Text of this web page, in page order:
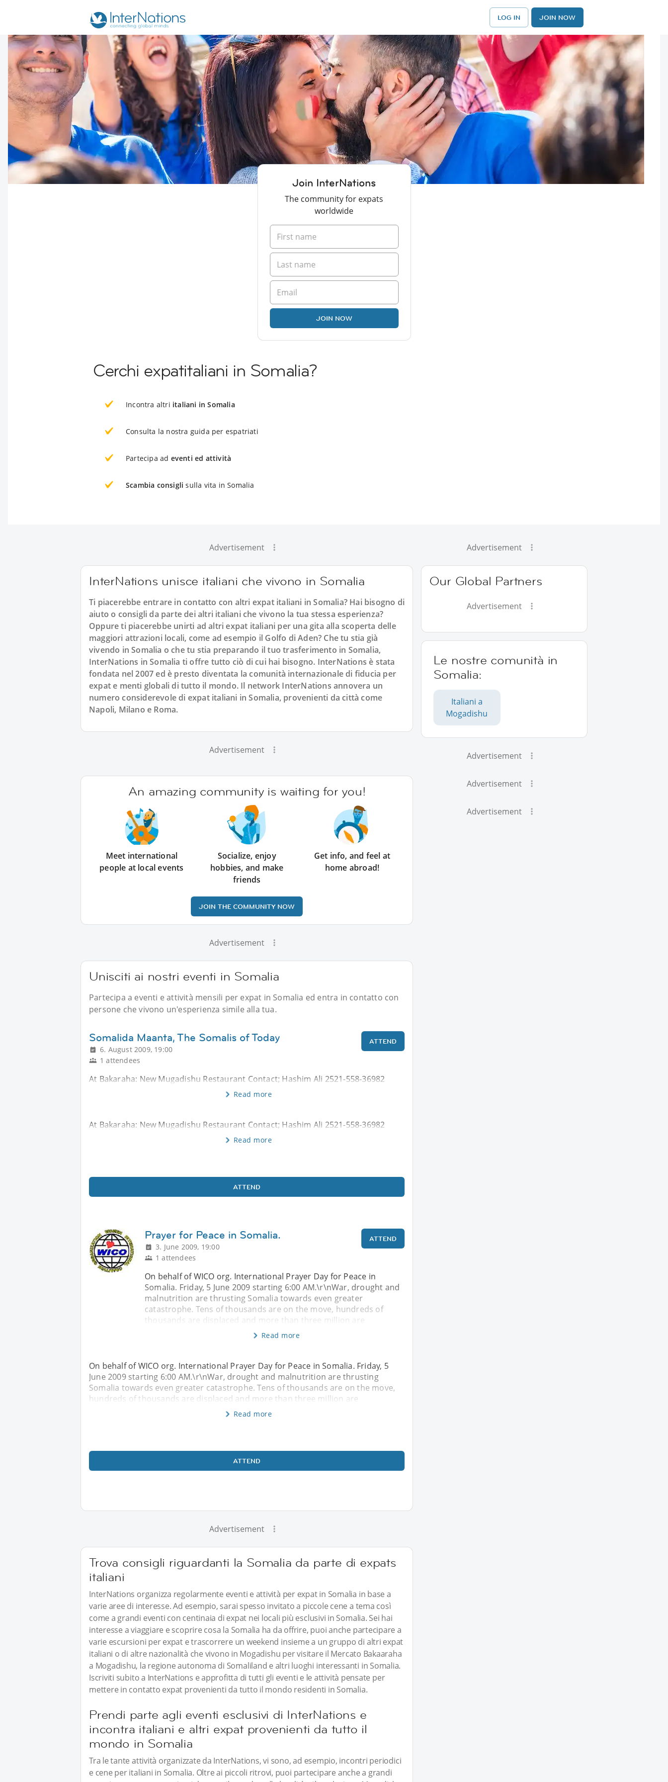
LOG IN JOIN NOW
Join InterNations
The community for expats
worldwide
JOIN NOW
Cerchi expatitaliani in Somalia?
Incontra altri italiani in Somalia
Consulta la nostra guida per espatriati
Partecipa ad eventi ed attività
Scambia consigli sulla vita in Somalia
Advertisement
InterNations unisce italiani che vivono in Somalia
Ti piacerebbe entrare in contatto con altri expat italiani in Somalia? Hai bisogno di
aiuto o consigli da parte dei altri italiani che vivono la tua stessa esperienza?
Oppure ti piacerebbe unirti ad altri expat italiani per una gita alla scoperta delle
maggiori attrazioni locali, come ad esempio il Golfo di Aden? Che tu stia già
vivendo in Somalia o che tu stia preparando il tuo trasferimento in Somalia,
InterNations in Somalia ti offre tutto ciò di cui hai bisogno. InterNations è stata
fondata nel 2007 ed è presto diventata la comunità internazionale di fiducia per
expat e menti globali di tutto il mondo. Il network InterNations annovera un
numero considerevole di expat italiani in Somalia, provenienti da città come
Napoli, Milano e Roma.
Advertisement
An amazing community is waiting for you!
Meet international
people at local events
Socialize, enjoy
hobbies, and make
friends
Get info, and feel at
home abroad!
JOIN THE COMMUNITY NOW
Advertisement
Unisciti ai nostri eventi in Somalia
Partecipa a eventi e attività mensili per expat in Somalia ed entra in contatto con
persone che vivono un'esperienza simile alla tua.
Somalida Maanta, The Somalis of Today
6. August 2009, 19:00
1 attendees
ATTEND
At Bakaraha: New Mugadishu Restaurant Contact; Hashim Ali 2521-558-36982
Read more
At Bakaraha: New Mugadishu Restaurant Contact; Hashim Ali 2521-558-36982
Read more
ATTEND
Prayer for Peace in Somalia.
3. June 2009, 19:00
1 attendees
ATTEND
On behalf of WICO org. International Prayer Day for Peace in
Somalia. Friday, 5 June 2009 starting 6:00 AM.\r\nWar, drought and
malnutrition are thrusting Somalia towards even greater
catastrophe. Tens of thousands are on the move, hundreds of
thousands are displaced and more than three million are
Read more
On behalf of WICO org. International Prayer Day for Peace in Somalia. Friday, 5
June 2009 starting 6:00 AM.\r\nWar, drought and malnutrition are thrusting
Somalia towards even greater catastrophe. Tens of thousands are on the move,
hundreds of thousands are displaced and more than three million are
Read more
ATTEND
Advertisement
Trova consigli riguardanti la Somalia da parte di expats
italiani
InterNations organizza regolarmente eventi e attività per expat in Somalia in base a
varie aree di interesse. Ad esempio, sarai spesso invitato a piccole cene a tema così
come a grandi eventi con centinaia di expat nei locali più esclusivi in Somalia. Sei hai
interesse a viaggiare e scoprire cosa la Somalia ha da offrire, puoi anche partecipare a
varie escursioni per expat e trascorrere un weekend insieme a un gruppo di altri expat
italiani o di altre nazionalità che vivono in Mogadishu per visitare il Mercato Bakaaraha
a Mogadishu, la regione autonoma di Somaliland e altri luoghi interessanti in Somalia.
Iscriviti subito a InterNations e approfitta di tutti gli eventi e le attività pensate per
mettere in contatto expat provenienti da tutto il mondo residenti in Somalia.
Prendi parte agli eventi esclusivi di InterNations e
incontra italiani e altri expat provenienti da tutto il
mondo in Somalia
Tra le tante attività organizzate da InterNations, vi sono, ad esempio, incontri periodici
e cene per italiani in Somalia. Oltre ai piccoli ritrovi, puoi partecipare anche a grandi
Advertisement
Our Global Partners
Advertisement
Le nostre comunità in
Somalia:
Italiani a
Mogadishu
Advertisement
Advertisement
Advertisement